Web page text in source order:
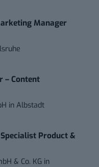
Manager
– Content
inAlbstadt
Product &
& Co. KG in